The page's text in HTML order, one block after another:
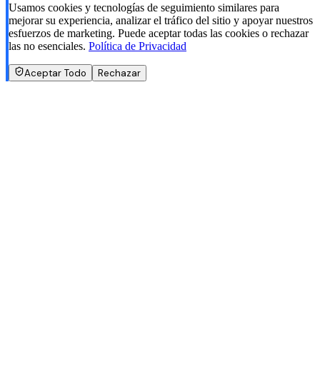
Usamos cookies y tecnologías de seguimiento similares para
mejorar su experiencia, analizar el tráfico del sitio y apoyar nuestros
esfuerzos de marketing. Puede aceptar todas las cookies o rechazar
las no esenciales. Política de Privacidad
Aceptar Todo Rechazar